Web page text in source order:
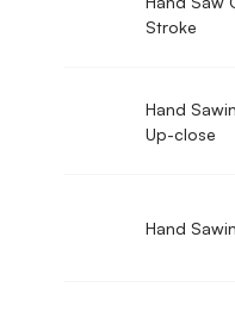
Stroke
Hand
Up-close
Hand